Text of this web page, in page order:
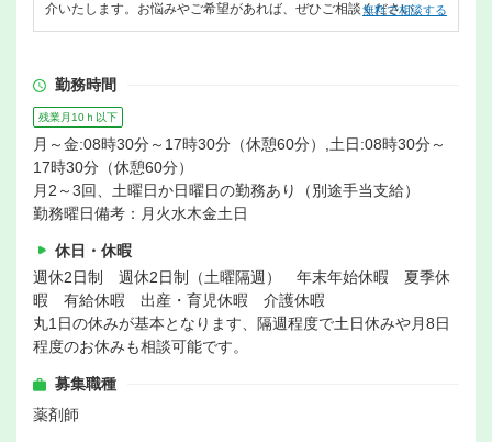
介いたします。お悩みやご希望があれば、ぜひご相談ください。
無料で相談する
勤務時間
残業月10ｈ以下
月～金:08時30分～17時30分（休憩60分）,土日:08時30分～
17時30分（休憩60分）
月2～3回、土曜日か日曜日の勤務あり（別途手当支給）
勤務曜日備考：月火水木金土日
休日・休暇
週休2日制 週休2日制（土曜隔週） 年末年始休暇 夏季休
暇 有給休暇 出産・育児休暇 介護休暇
丸1日の休みが基本となります、隔週程度で土日休みや月8日
程度のお休みも相談可能です。
募集職種
薬剤師